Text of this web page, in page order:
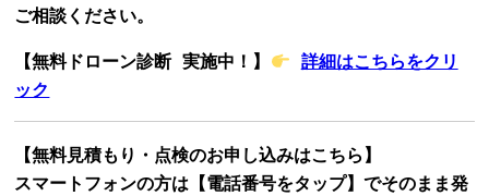
ご相談ください。
【無料ドローン診断 実施中！】
詳細はこちらをクリ
ック
【無料見積もり・点検のお申し込みはこちら】
スマートフォンの方は【電話番号をタップ】でそのまま発